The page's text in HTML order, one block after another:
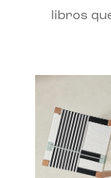
libros